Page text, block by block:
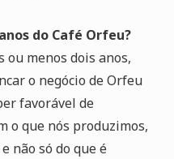
do Café Orfeu?
ou menos dois anos,
o negócio de Orfeu
favorável de
o que nós produzimos,
não só do que é